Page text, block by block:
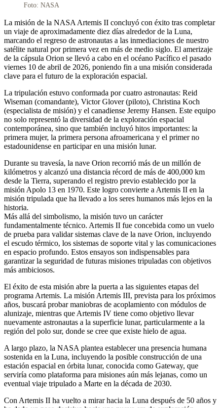
Foto: NASA
La misión de la NASA Artemis II concluyó con éxito tras completar
un viaje de aproximadamente diez días alrededor de la Luna,
marcando el regreso de astronautas a las inmediaciones de nuestro
satélite natural por primera vez en más de medio siglo. El amerizaje
de la cápsula Orion se llevó a cabo en el océano Pacífico el pasado
viernes 10 de abril de 2026, poniendo fin a una misión considerada
clave para el futuro de la exploración espacial.
La tripulación estuvo conformada por cuatro astronautas: Reid
Wiseman (comandante), Victor Glover (piloto), Christina Koch
(especialista de misión) y el canadiense Jeremy Hansen. Este equipo
no solo representó la diversidad de la exploración espacial
contemporánea, sino que también incluyó hitos importantes: la
primera mujer, la primera persona afroamericana y el primer no
estadounidense en participar en una misión lunar.
Durante su travesía, la nave Orion recorrió más de un millón de
kilómetros y alcanzó una distancia récord de más de 400,000 km
desde la Tierra, superando el registro previo establecido por la
misión Apolo 13 en 1970. Este logro convierte a Artemis II en la
misión tripulada que ha llevado a los seres humanos más lejos en la
historia.
Más allá del simbolismo, la misión tuvo un carácter
fundamentalmente técnico. Artemis II fue concebida como un vuelo
de prueba para validar sistemas clave de la nave Orion, incluyendo
el escudo térmico, los sistemas de soporte vital y las comunicaciones
en espacio profundo. Estos ensayos son indispensables para
garantizar la seguridad de futuras misiones tripuladas con objetivos
más ambiciosos.
El éxito de esta misión abre la puerta a las siguientes etapas del
programa Artemis. La misión Artemis III, prevista para los próximos
años, buscará probar maniobras de acoplamiento con módulos de
alunizaje, mientras que Artemis IV tiene como objetivo llevar
nuevamente astronautas a la superficie lunar, particularmente a la
región del polo sur, donde se cree que existe hielo de agua.
A largo plazo, la NASA plantea establecer una presencia humana
sostenida en la Luna, incluyendo la posible construcción de una
estación espacial en órbita lunar, conocida como Gateway, que
serviría como plataforma para misiones aún más lejanas, como un
eventual viaje tripulado a Marte en la década de 2030.
Con Artemis II ha vuelto a mirar hacia la Luna después de 50 años y